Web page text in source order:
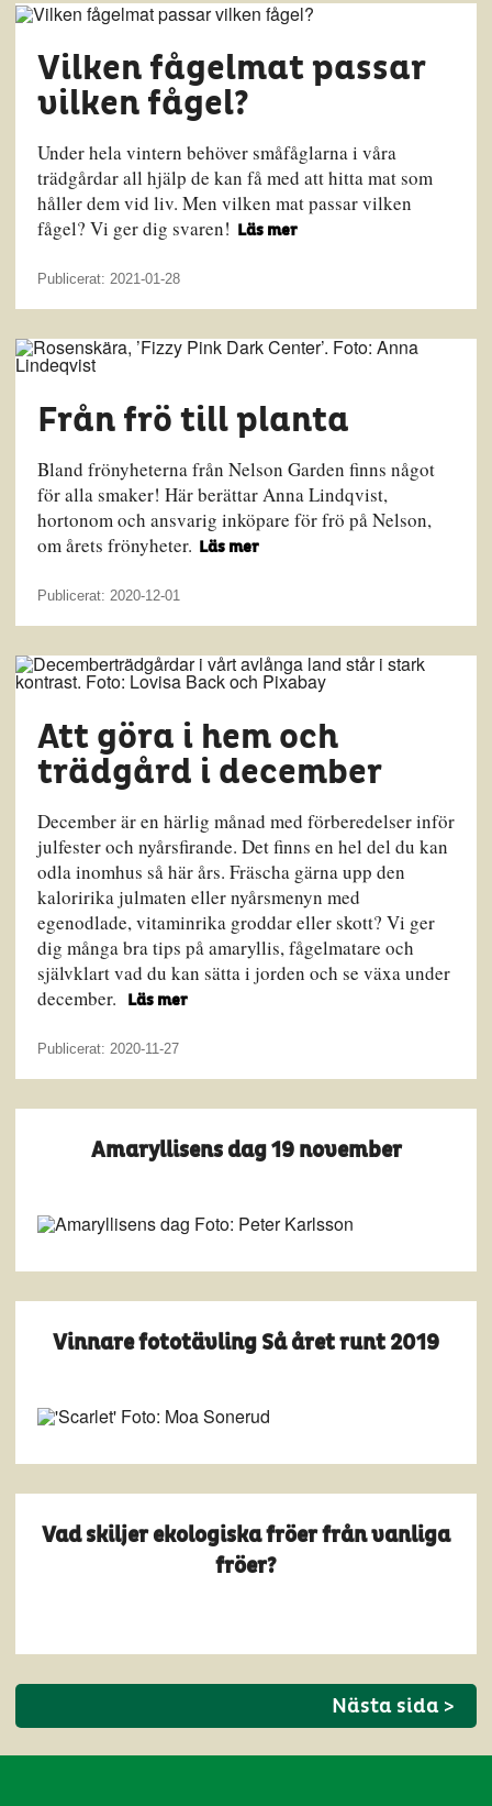
Vilken fågelmat passar
vilken fågel?
Under hela vintern behöver småfåglarna i våra
trädgårdar all hjälp de kan få med att hitta mat som
håller dem vid liv. Men vilken mat passar vilken
fågel? Vi ger dig svaren!
Läs mer
Publicerat: 2021-01-28
Från frö till planta
Bland frönyheterna från Nelson Garden finns något
för alla smaker! Här berättar Anna Lindqvist,
hortonom och ansvarig inköpare för frö på Nelson,
om årets frönyheter.
Läs mer
Publicerat: 2020-12-01
Att göra i hem och
trädgård i december
December är en härlig månad med förberedelser inför
julfester och nyårsfirande. Det finns en hel del du kan
odla inomhus så här års. Fräscha gärna upp den
kaloririka julmaten eller nyårsmenyn med
egenodlade, vitaminrika groddar eller skott? Vi ger
dig många bra tips på amaryllis, fågelmatare och
självklart vad du kan sätta i jorden och se växa under
december.
Läs mer
Publicerat: 2020-11-27
Amaryllisens dag 19 november
Vinnare fototävling Så året runt 2019
Vad skiljer ekologiska fröer från vanliga
fröer?
Nästa sida >